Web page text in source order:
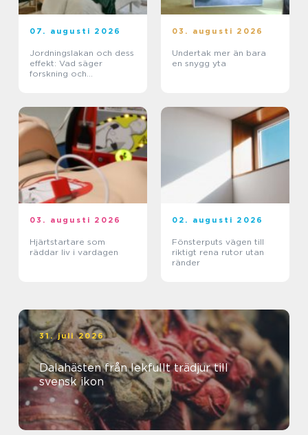
07. augusti 2026
Jordningslakan och dess
effekt: Vad säger
forskning och
03. augusti 2026
Undertak mer än bara
en snygg yta
03. augusti 2026
Hjärtstartare som
räddar liv i vardagen
02. augusti 2026
Fönsterputs vägen till
riktigt rena rutor utan
ränder
31. juli 2026
Dalahästen från lekfullt trädjur till
svensk ikon